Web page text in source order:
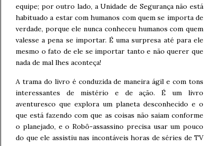
equipe; por outro lado, a Unidade de Segurança não está
habituado a estar com humanos com quem se importa de
verdade, porque ele nunca conheceu humanos com quem
valesse a pena se importar. É uma surpresa até para ele
mesmo o fato de ele se importar tanto e não querer que
nada de mal lhes aconteça!
A trama do livro é conduzida de maneira ágil e com tons
interessantes de mistério e de ação. É um livro
aventuresco que explora um planeta desconhecido e o
que está fazendo com que as coisas não saiam conforme
o planejado, e o Robô-assassino precisa usar um pouco
do que ele assistiu nas incontáveis horas de séries de TV